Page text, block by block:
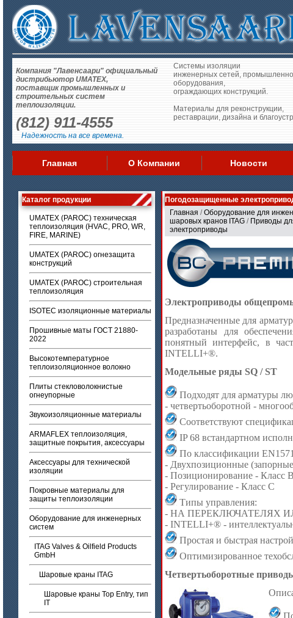
Компания "Лавенсаари" официальный
дистрибьютор UMATEX,
поставщик промышленных и
строительных систем
теплоизоляции.
(812) 911-4555
Надежность на все времена.
Системы изоляции
инженерных сетей,
оборудования,
ограждающих конструкций.
Материалы для реконструкции,
реставрации, дизайна и
Главная О Компании Новости
Каталог продукции
UMATEX (PAROC) техническая
теплоизоляция (HVAC, PRO, WR,
FIRE, MARINE)
UMATEX (PAROC) огнезащита
конструкций
UMATEX (PAROC) строительная
теплоизоляция
ISOTEC изоляционные материалы
Прошивные маты ГОСТ 21880-
2022
Высокотемпературное
теплоизоляционное волокно
Плиты стекловолокнистые
огнеупорные
Звукоизоляционные материалы
ARMAFLEX теплоизоляция,
защитные покрытия, аксессуары
Аксессуары для технической
изоляции
Покровные материалы для
защиты теплоизоляции
Оборудование для инженерных
систем
ITAG Valves & Oilfield Products
GmbH
Шаровые краны ITAG
Шаровые краны Top Entry, тип
IT
Погодозащищенные
Главная /Оборудование для
шаровых кранов ITAG / Приводы
электроприводы
Электроприводы
Предназначенные для
разработаны для
понятный интерфейс, в
INTELLI+®.
Модельные ряды SQ / ST
Подходят для арматуры
- четвертьоборотной -
Соответствуют
IP 68 встандартном
По классификации
- Двухпозиционные
- Позиционирование - Класс B
- Регулирование - Класс C
Типы управления:
- НА ПЕРЕКЛЮЧАТЕЛЯХ
- INTELLI+® -
Простая и быстрая
Оптимизированное
Четвертьоборотные